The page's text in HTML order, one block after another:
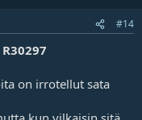
#14
on irrotellut sata